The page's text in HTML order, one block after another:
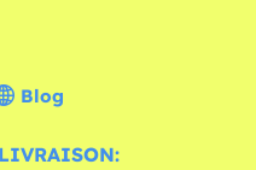
Blog